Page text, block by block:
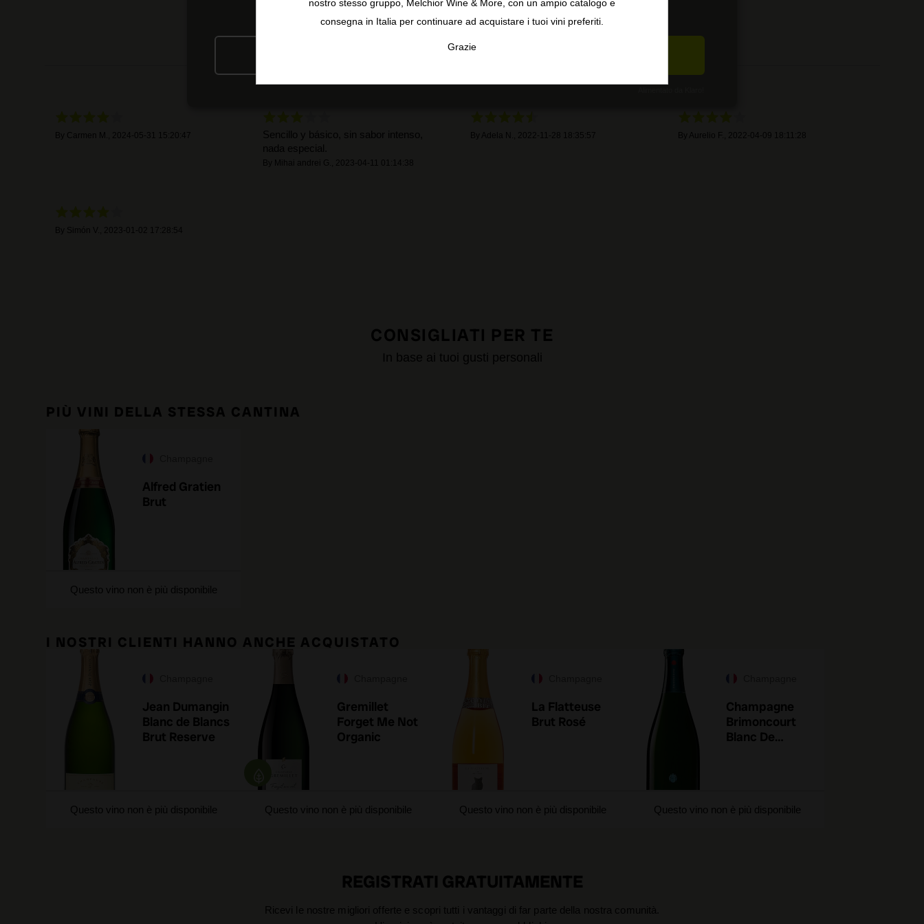
5 recensioni
2
Carmen M. 2024-05-31 15:20:47
Sencillo y básico, sin sabor intenso,
nada especial.
Mihai andrei G. 2023-04-11 01:14:38
Adela N. 2022-11-28 18:35:57 Aurelio F. 2022-04-09 18:11:28
Simón V. 2023-01-02 17:28:54
CONSIGLIATI PER TE
In base ai tuoi gusti personali
PIÙ VINI DELLA STESSA CANTINA
Alfred Gratien
Brut
Questo vino non è più disponibile
I NOSTRI CLIENTI HANNO ANCHE ACQUISTATO
Jean Dumangin
Blanc de Blancs
Brut Reserve
Questo vino non è più disponibile
Gremillet
Forget Me Not
Organic
Questo vino non è più disponibile
La Flatteuse
Brut Rosé
Questo vino non è più disponibile
Champagne
Brimoncourt
Blanc De
Questo vino non è più disponibile
REGISTRATI GRATUITAMENTE
Ricevi le nostre migliori offerte e scopri tutti i vantaggi di far parte della nostra comunità.
nostro stesso gruppo, Melchior Wine & More, con un ampio catalogo e
consegna in Italia per continuare ad acquistare i tuoi vini preferiti.
Grazie